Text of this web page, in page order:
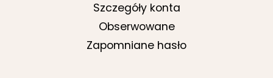
Szczegóły konta
Obserwowane
Zapomniane hasło